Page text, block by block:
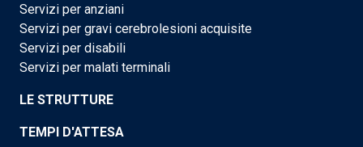
Servizi per anziani
Servizi per gravi cerebrolesioni acquisite
Servizi per disabili
Servizi per malati terminali
LE STRUTTURE
TEMPI D'ATTESA